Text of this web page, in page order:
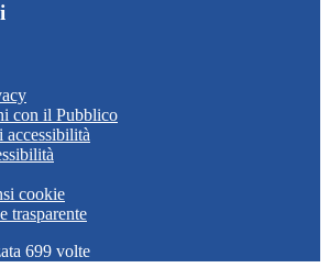
con il Pubblico
cookie
trasparente
699 volte